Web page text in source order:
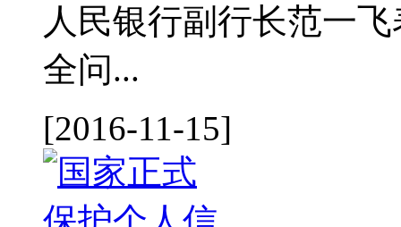
人民银行副行长范一
全问...
[2016-11-15]